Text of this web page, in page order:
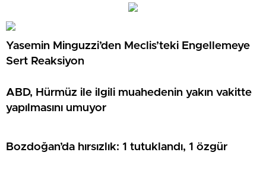
Yasemin Minguzzi’den Meclis’teki Engellemeye
Sert Reaksiyon
ABD, Hürmüz ile ilgili muahedenin yakın vakitte
yapılmasını umuyor
Bozdoğan’da hırsızlık: 1 tutuklandı, 1 özgür